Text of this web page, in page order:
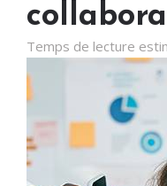
Temps de lecture